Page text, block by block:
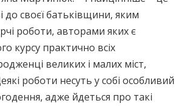
до своєї батьківщини, яким
роботи, авторами яких є
курсу практично всіх
великих і малих міст,
роботи несуть у собі особливий
адже йдеться про такі